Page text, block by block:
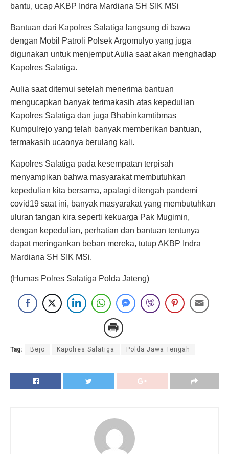
bantu, ucap AKBP Indra Mardiana SH SIK MSi
Bantuan dari Kapolres Salatiga langsung di bawa
dengan Mobil Patroli Polsek Argomulyo yang juga
digunakan untuk menjemput Aulia saat akan menghadap
Kapolres Salatiga.
Aulia saat ditemui setelah menerima bantuan
mengucapkan banyak terimakasih atas kepedulian
Kapolres Salatiga dan juga Bhabinkamtibmas
Kumpulrejo yang telah banyak memberikan bantuan,
termakasih ucaonya berulang kali.
Kapolres Salatiga pada kesempatan terpisah
menyampikan bahwa masyarakat membutuhkan
kepedulian kita bersama, apalagi ditengah pandemi
covid19 saat ini, banyak masyarakat yang membutuhkan
uluran tangan kira seperti kekuarga Pak Mugimin,
dengan kepedulian, perhatian dan bantuan tentunya
dapat meringankan beban mereka, tutup AKBP Indra
Mardiana SH SIK MSi.
(Humas Polres Salatiga Polda Jateng)
Tag: Bejo Kapolres Salatiga Polda Jawa Tengah